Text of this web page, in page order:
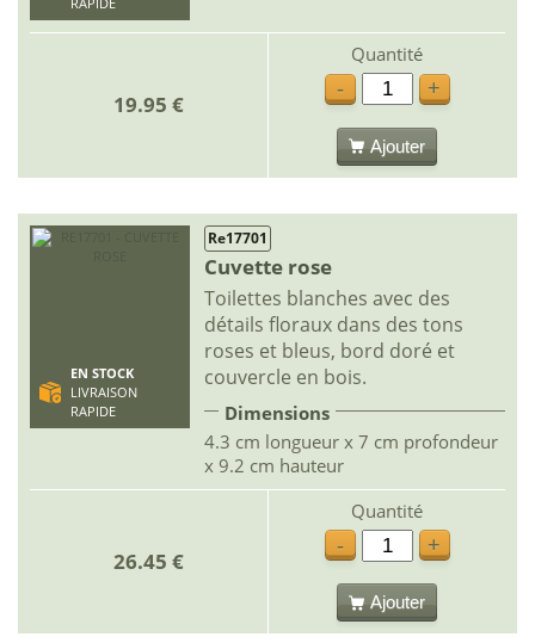
RAPIDE
19.95 €
Quantité
-
+
Ajouter
EN STOCK
LIVRAISON
RAPIDE
Re17701
Cuvette rose
Toilettes blanches avec des
détails floraux dans des tons
roses et bleus, bord doré et
couvercle en bois.
Dimensions
4.3 cm longueur x 7 cm profondeur
x 9.2 cm hauteur
26.45 €
Quantité
-
+
Ajouter